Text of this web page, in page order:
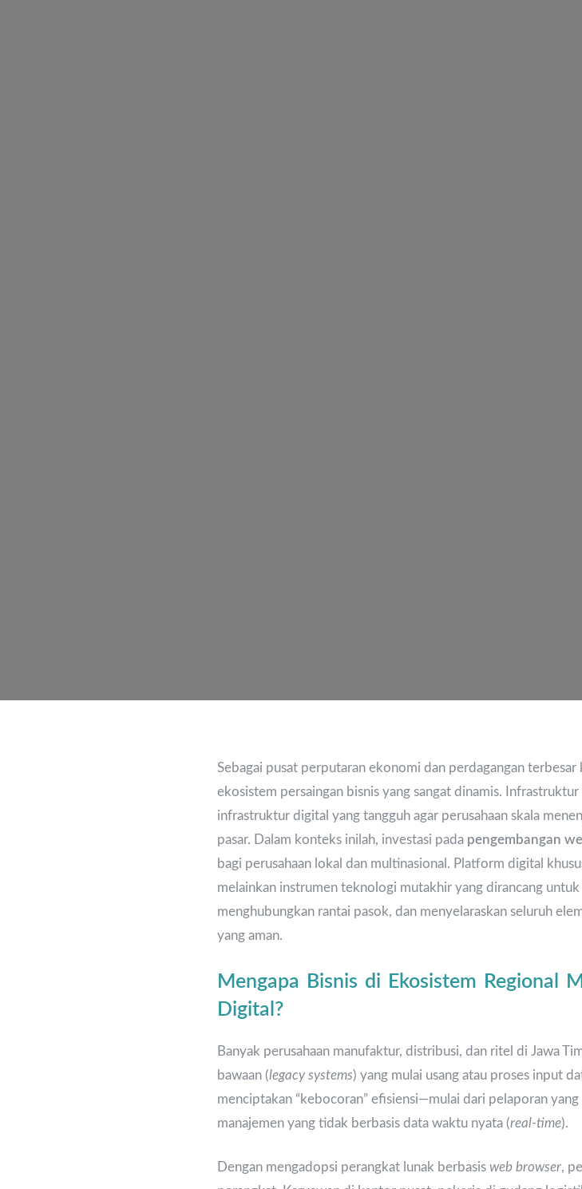
Sebagai pusat perputaran ekonomi dan perdagangan
ekosistem persaingan bisnis yang sangat dinamis.
infrastruktur digital yang tangguh agar perusahaan skala
pasar. Dalam konteks inilah, investasi pada pengembangan
bagi perusahaan lokal dan multinasional. Platform digital
melainkan instrumen teknologi mutakhir yang dirancang
menghubungkan rantai pasok, dan menyelaraskan seluruh
yang aman.
Mengapa Bisnis di Ekosistem Regional
Digital?
Banyak perusahaan manufaktur, distribusi, dan ritel di Jawa
bawaan (legacy systems) yang mulai usang atau proses input
menciptakan “kebocoran” efisiensi—mulai dari pelaporan
manajemen yang tidak berbasis data waktu nyata (real-time).
Dengan mengadopsi perangkat lunak berbasis web browser,